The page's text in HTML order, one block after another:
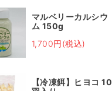
マルベリーカルシウ
ム 150g
1,700円(税込)
【冷凍餌】ヒヨコ 10